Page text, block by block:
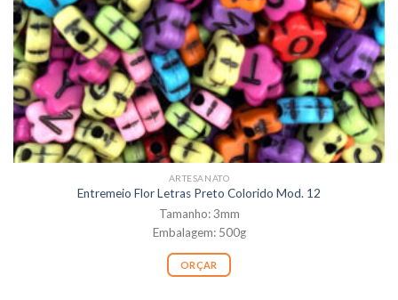
ARTESANATO
Entremeio Flor Letras Preto Colorido Mod. 12
Tamanho: 3mm
Embalagem: 500g
ORÇAR